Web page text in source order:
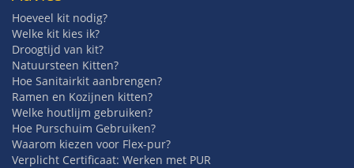
Hoeveel kit nodig?
Welke kit kies ik?
Droogtijd van kit?
Natuursteen Kitten?
Hoe Sanitairkit aanbrengen?
Ramen en Kozijnen kitten?
Welke houtlijm gebruiken?
Hoe Purschuim Gebruiken?
Waarom kiezen voor Flex-pur?
Verplicht Certificaat: Werken met PUR